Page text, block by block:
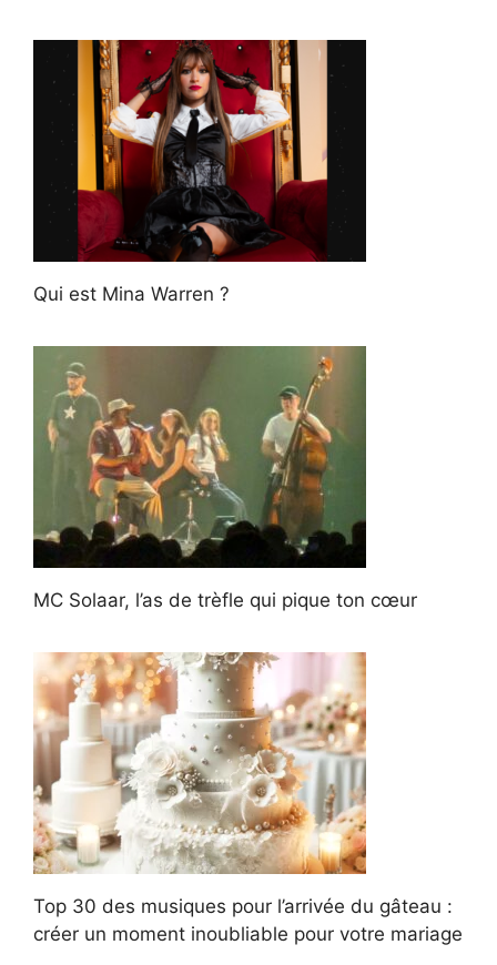
Qui est Mina Warren ?
MC Solaar, l’as de trèfle qui pique ton cœur
Top 30 des musiques pour l’arrivée du gâteau :
créer un moment inoubliable pour votre mariage